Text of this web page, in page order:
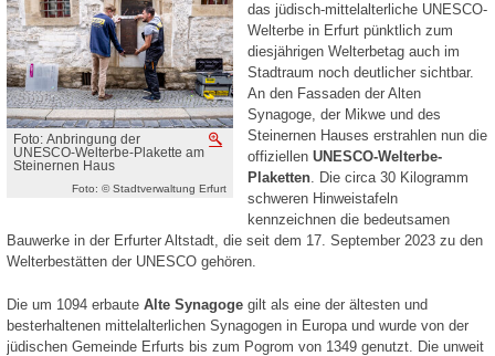
Vergrößern
Foto: Anbringung der
UNESCO-Welterbe-Plakette am
Steinernen Haus
Foto: © Stadtverwaltung Erfurt
das jüdisch-mittelalterliche UNESCO-
Welterbe in Erfurt pünktlich zum
diesjährigen Welterbetag auch im
Stadtraum noch deutlicher sichtbar.
An den Fassaden der Alten
Synagoge, der Mikwe und des
Steinernen Hauses erstrahlen nun die
offiziellen UNESCO-Welterbe-
Plaketten. Die circa 30 Kilogramm
schweren Hinweistafeln
kennzeichnen die bedeutsamen
Bauwerke in der Erfurter Altstadt, die seit dem 17. September 2023 zu den
Welterbestätten der UNESCO gehören.
Die um 1094 erbaute Alte Synagoge gilt als eine der ältesten und
besterhaltenen mittelalterlichen Synagogen in Europa und wurde von der
jüdischen Gemeinde Erfurts bis zum Pogrom von 1349 genutzt. Die unweit